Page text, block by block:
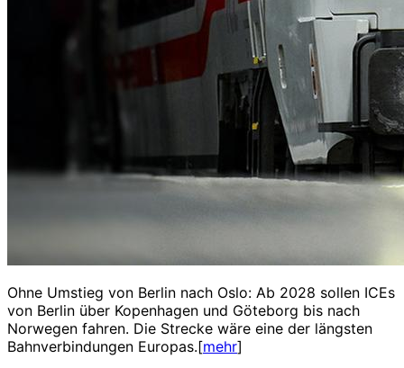
Ohne Umstieg von Berlin nach Oslo: Ab 2028 sollen ICEs
von Berlin über Kopenhagen und Göteborg bis nach
Norwegen fahren. Die Strecke wäre eine der längsten
Bahnverbindungen Europas.[mehr]